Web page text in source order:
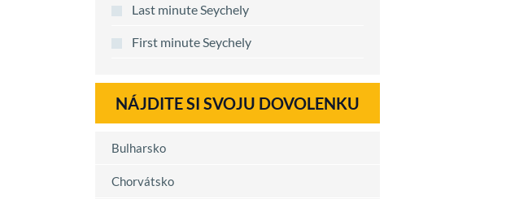
Last minute Seychely
First minute Seychely
NÁJDITE SI SVOJU DOVOLENKU
Bulharsko
Chorvátsko